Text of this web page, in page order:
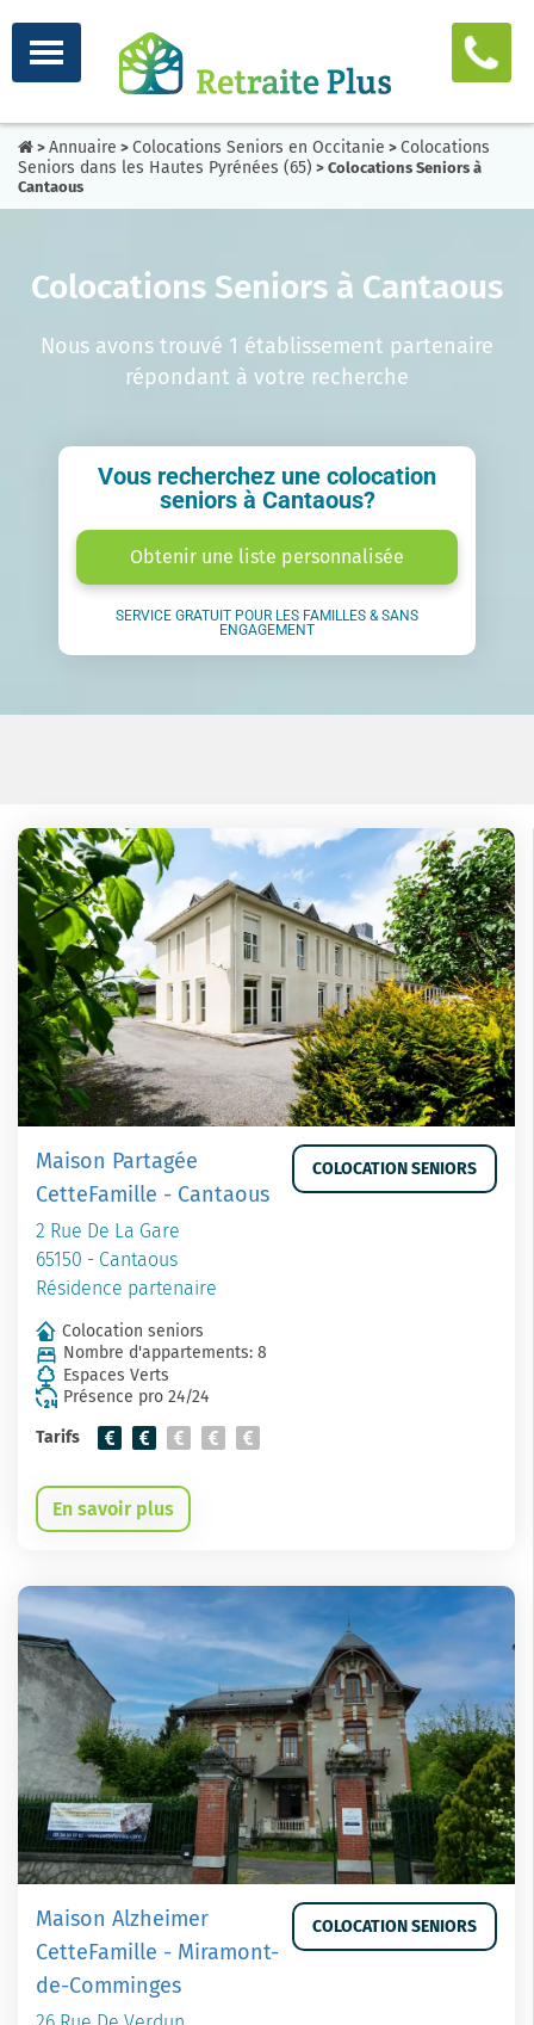
> Annuaire > Colocations Seniors en Occitanie > Colocations
Seniors dans les Hautes Pyrénées (65) > Colocations Seniors à
Cantaous
Colocations Seniors à Cantaous
Nous avons trouvé 1 établissement partenaire
répondant à votre recherche
Vous recherchez une colocation
seniors à Cantaous?
Obtenir une liste personnalisée
SERVICE GRATUIT POUR LES FAMILLES & SANS
ENGAGEMENT
Maison Partagée
CetteFamille - Cantaous
2 Rue De La Gare
65150 - Cantaous
Résidence partenaire
COLOCATION SENIORS
Colocation seniors
Nombre d'appartements: 8
Espaces Verts
Présence pro 24/24
Tarifs
En savoir plus
Maison Alzheimer
CetteFamille - Miramont-
de-Comminges
COLOCATION SENIORS